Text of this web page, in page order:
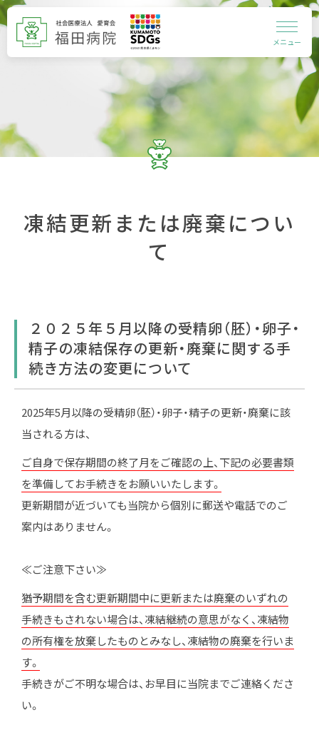
メニュー
凍結更新または廃棄につい
て
２０２５年５月以降の受精卵（胚）・卵子・
精子の凍結保存の更新・廃棄に関する手
続き方法の変更について
2025年5月以降の受精卵（胚）・卵子・精子の更新・廃棄に該
当される方は、
ご自身で保存期間の終了月をご確認の上、下記の必要書類
を準備してお手続きをお願いいたします。
更新期間が近づいても当院から個別に郵送や電話でのご
案内はありません。
≪ご注意下さい≫
猶予期間を含む更新期間中に更新または廃棄のいずれの
手続きもされない場合は、凍結継続の意思がなく、凍結物
の所有権を放棄したものとみなし、凍結物の廃棄を行いま
す。
手続きがご不明な場合は、お早目に当院までご連絡くださ
い。